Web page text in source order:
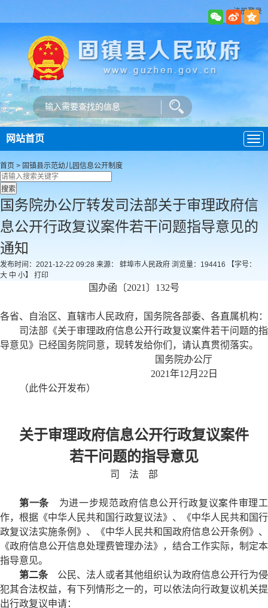
注册登录
导
航
网站首页
首页 > 固镇县示范幼儿园信息公开制度
国务院办公厅转发司法部关于审理政府信
息公开行政复议案件若干问题指导意见的
通知
发布时间：2021-12-22 09:28 来源： 蚌埠市人民政府 浏览量： 194416
【字号：
大 中 小】 打印
国办函〔2021〕132号
各省、自治区、直辖市人民政府，国务院各部委、各直属机构：
司法部《关于审理政府信息公开行政复议案件若干问题的指
导意见》已经国务院同意，现转发给你们，请认真贯彻落实。
国务院办公厅
2021年12月22日
（此件公开发布）
关于审理政府信息公开行政复议案件
若干问题的指导意见
司 法 部
第一条 为进一步规范政府信息公开行政复议案件审理工
作，根据《中华人民共和国行政复议法》、《中华人民共和国行
政复议法实施条例》、《中华人民共和国政府信息公开条例》、
《政府信息公开信息处理费管理办法》，结合工作实际，制定本
指导意见。
第二条公民、法人或者其他组织认为政府信息公开行为侵
犯其合法权益，有下列情形之一的，可以依法向行政复议机关提
出行政复议申请：